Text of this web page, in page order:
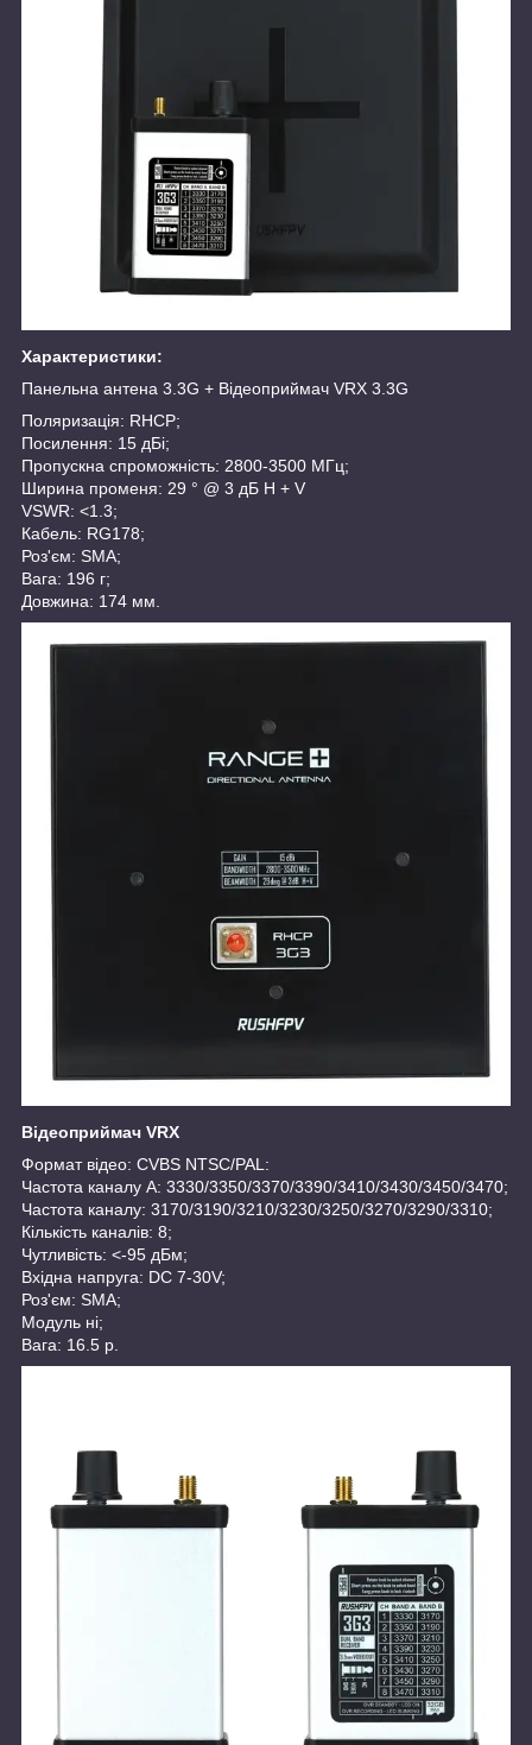
Характеристики:
Панельна антена 3.3G + Відеоприймач VRX 3.3G
Поляризація: RHCP;
Посилення: 15 дБі;
Пропускна спроможність: 2800-3500 МГц;
Ширина променя: 29 ° @ 3 дБ H + V
VSWR: <1.3;
Кабель: RG178;
Роз'єм: SMA;
Вага: 196 г;
Довжина: 174 мм.
Відеоприймач VRX
Формат відео: CVBS NTSC/PAL:
Частота каналу А: 3330/3350/3370/3390/3410/3430/3450/3470;
Частота каналу: 3170/3190/3210/3230/3250/3270/3290/3310;
Кількість каналів: 8;
Чутливість: <-95 дБм;
Вхідна напруга: DC 7-30V;
Роз'єм: SMA;
Модуль ні;
Вага: 16.5 р.